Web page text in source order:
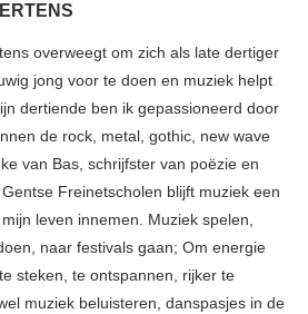
overweegt om zich als late dertiger
jong voor te doen en muziek helpt
dertiende ben ik gepassioneerd door
de rock, metal, gothic, new wave
van Bas, schrijfster van poëzie en
Freinetscholen blijft muziek een
leven innemen. Muziek spelen,
naar festivals gaan; Om energie
steken, te ontspannen, rijker te
muziek beluisteren, danspasjes in de